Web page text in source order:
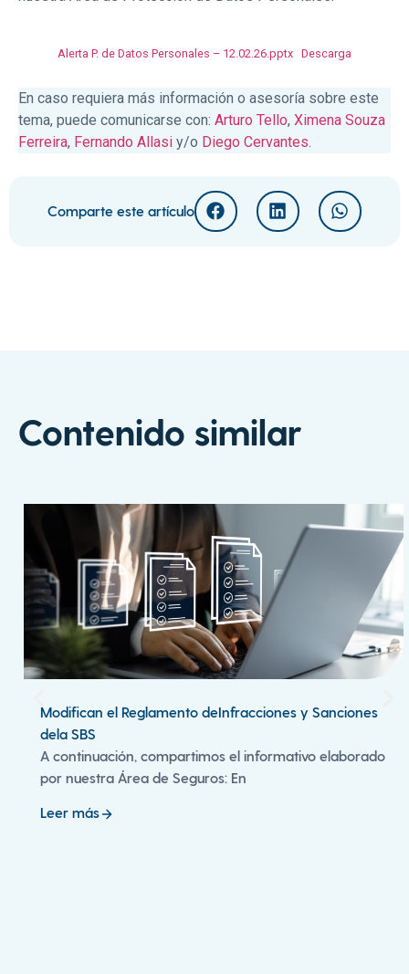
Alerta P. de Datos Personales – 12.02.26.pptx Descarga
En caso requiera más información o asesoría sobre este
tema, puede comunicarse con: Arturo Tello, Ximena Souza
Ferreira, Fernando Allasi y/o Diego Cervantes.
Comparte este artículo
Contenido similar
Modifican el Reglamento deInfracciones y Sanciones
dela SBS
A continuación, compartimos el informativo elaborado
por nuestra Área de Seguros: En
Leer más